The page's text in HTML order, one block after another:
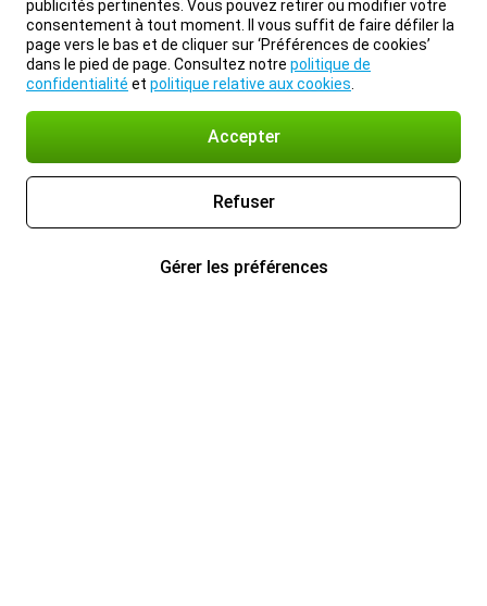
publicités pertinentes. Vous pouvez retirer ou modifier votre
consentement à tout moment. Il vous suffit de faire défiler la
page vers le bas et de cliquer sur ‘Préférences de cookies’
dans le pied de page. Consultez notre politique de
confidentialité et politique relative aux cookies
Accepter
Refuser
Gérer les préférences